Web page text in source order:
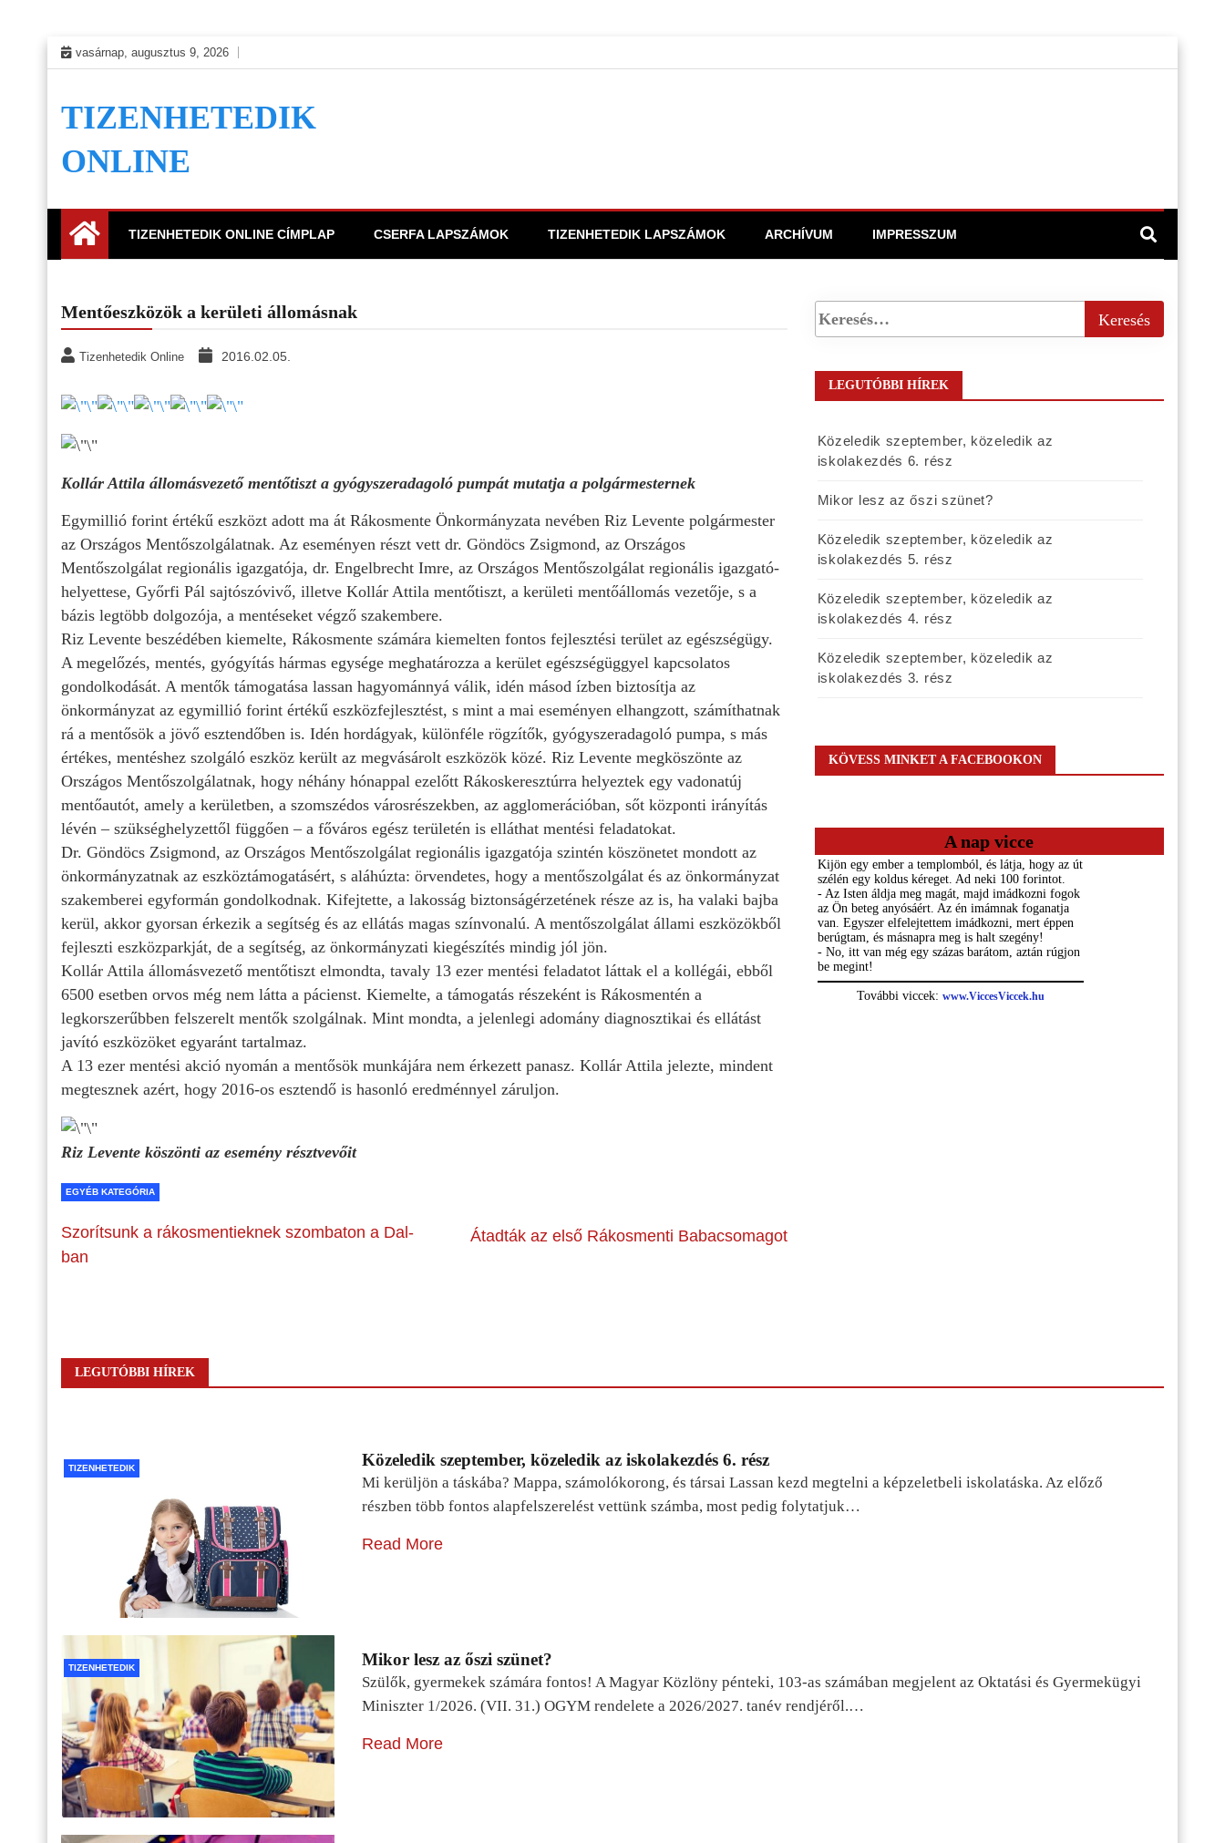
Skip
to
vasárnap, augusztus 9, 2026
TIZENHETEDIK
ONLINE
TIZENHETEDIK ONLINE CÍMPLAP CSERFA LAPSZÁMOK TIZENHETEDIK LAPSZÁMOK ARCHÍVUM IMPRESSZUM
Mentőeszközök a kerületi állomásnak
Tizenhetedik Online 2016.02.05.
Kollár Attila állomásvezető mentőtiszt a gyógyszeradagoló pumpát mutatja a polgármesternek
Egymillió forint értékű eszközt adott ma át Rákosmente Önkormányzata nevében Riz Levente polgármester
az Országos Mentőszolgálatnak. Az eseményen részt vett dr. Göndöcs Zsigmond, az Országos
Mentőszolgálat regionális igazgatója, dr. Engelbrecht Imre, az Országos Mentőszolgálat regionális igazgató-
helyettese, Győrfi Pál sajtószóvivő, illetve Kollár Attila mentőtiszt, a kerületi mentőállomás vezetője, s a
bázis legtöbb dolgozója, a mentéseket végző szakembere.
Riz Levente beszédében kiemelte, Rákosmente számára kiemelten fontos fejlesztési terület az egészségügy.
A megelőzés, mentés, gyógyítás hármas egysége meghatározza a kerület egészségüggyel kapcsolatos
gondolkodását. A mentők támogatása lassan hagyománnyá válik, idén másod ízben biztosítja az
önkormányzat az egymillió forint értékű eszközfejlesztést, s mint a mai eseményen elhangzott, számíthatnak
rá a mentősök a jövő esztendőben is. Idén hordágyak, különféle rögzítők, gyógyszeradagoló pumpa, s más
értékes, mentéshez szolgáló eszköz került az megvásárolt eszközök közé. Riz Levente megköszönte az
Országos Mentőszolgálatnak, hogy néhány hónappal ezelőtt Rákoskeresztúrra helyeztek egy vadonatúj
mentőautót, amely a kerületben, a szomszédos városrészekben, az agglomerációban, sőt központi irányítás
lévén – szükséghelyzettől függően – a főváros egész területén is elláthat mentési feladatokat.
Dr. Göndöcs Zsigmond, az Országos Mentőszolgálat regionális igazgatója szintén köszönetet mondott az
önkormányzatnak az eszköztámogatásért, s aláhúzta: örvendetes, hogy a mentőszolgálat és az önkormányzat
szakemberei egyformán gondolkodnak. Kifejtette, a lakosság biztonságérzetének része az is, ha valaki bajba
kerül, akkor gyorsan érkezik a segítség és az ellátás magas színvonalú. A mentőszolgálat állami eszközökből
fejleszti eszközparkját, de a segítség, az önkormányzati kiegészítés mindig jól jön.
Kollár Attila állomásvezető mentőtiszt elmondta, tavaly 13 ezer mentési feladatot láttak el a kollégái, ebből
6500 esetben orvos még nem látta a pácienst. Kiemelte, a támogatás részeként is Rákosmentén a
legkorszerűbben felszerelt mentők szolgálnak. Mint mondta, a jelenlegi adomány diagnosztikai és ellátást
javító eszközöket egyaránt tartalmaz.
A 13 ezer mentési akció nyomán a mentősök munkájára nem érkezett panasz. Kollár Attila jelezte, mindent
megtesznek azért, hogy 2016-os esztendő is hasonló eredménnyel záruljon.
Riz Levente köszönti az esemény résztvevőit
EGYÉB KATEGÓRIA
Szorítsunk a rákosmentieknek szombaton a Dal-
ban
Átadták az első Rákosmenti Babacsomagot
LEGUTÓBBI HÍREK
Közeledik szeptember, közeledik az
iskolakezdés 6. rész
Mikor lesz az őszi szünet?
Közeledik szeptember, közeledik az
iskolakezdés 5. rész
Közeledik szeptember, közeledik az
iskolakezdés 4. rész
Közeledik szeptember, közeledik az
iskolakezdés 3. rész
KÖVESS MINKET A FACEBOOKON
A nap vicce
LEGUTÓBBI HÍREK
TIZENHETEDIK Közeledik szeptember, közeledik az iskolakezdés 6. rész
Mi kerüljön a táskába? Mappa, számolókorong, és társai Lassan kezd megtelni a képzeletbeli iskolatáska. Az előző
részben több fontos alapfelszerelést vettünk számba, most pedig folytatjuk…
Read More
TIZENHETEDIK Mikor lesz az őszi szünet?
Szülők, gyermekek számára fontos! A Magyar Közlöny pénteki, 103-as számában megjelent az Oktatási és Gyermekügyi
Miniszter 1/2026. (VII. 31.) OGYM rendelete a 2026/2027. tanév rendjéről.…
Read More